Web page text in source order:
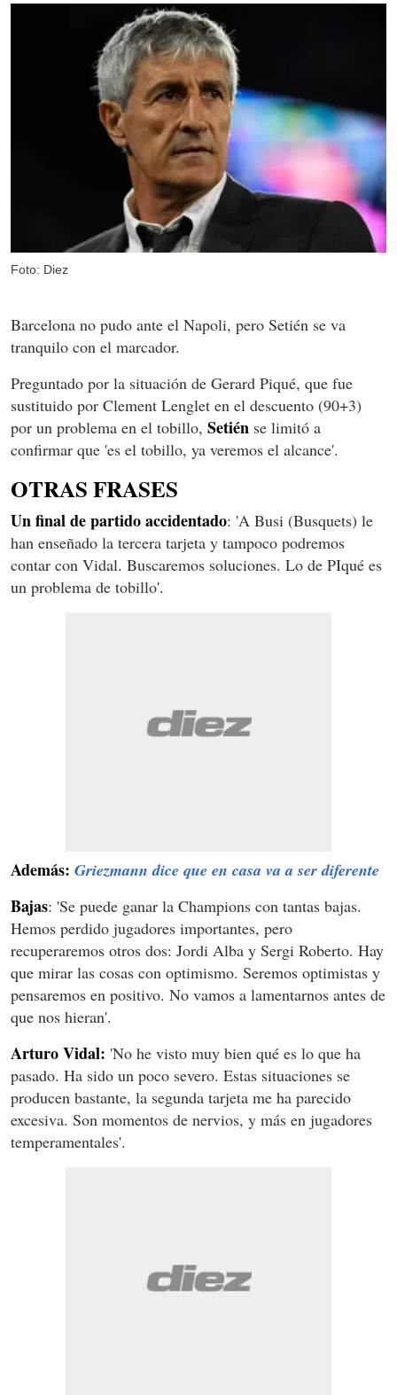
Foto: Diez
Barcelona no pudo ante el Napoli, pero Setién se va
tranquilo con el marcador.
Preguntado por la situación de Gerard Piqué, que fue
sustituido por Clement Lenglet en el descuento (90+3)
por un problema en el tobillo, Setién se limitó a
confirmar que 'es el tobillo, ya veremos el alcance'.
OTRAS FRASES
Un final de partido accidentado: 'A Busi (Busquets) le
han enseñado la tercera tarjeta y tampoco podremos
contar con Vidal. Buscaremos soluciones. Lo de PIqué es
un problema de tobillo'.
Además: Griezmann dice que en casa va a ser diferente
Bajas: 'Se puede ganar la Champions con tantas bajas.
Hemos perdido jugadores importantes, pero
recuperaremos otros dos: Jordi Alba y Sergi Roberto. Hay
que mirar las cosas con optimismo. Seremos optimistas y
pensaremos en positivo. No vamos a lamentarnos antes de
que nos hieran'.
Arturo Vidal: 'No he visto muy bien qué es lo que ha
pasado. Ha sido un poco severo. Estas situaciones se
producen bastante, la segunda tarjeta me ha parecido
excesiva. Son momentos de nervios, y más en jugadores
temperamentales'.